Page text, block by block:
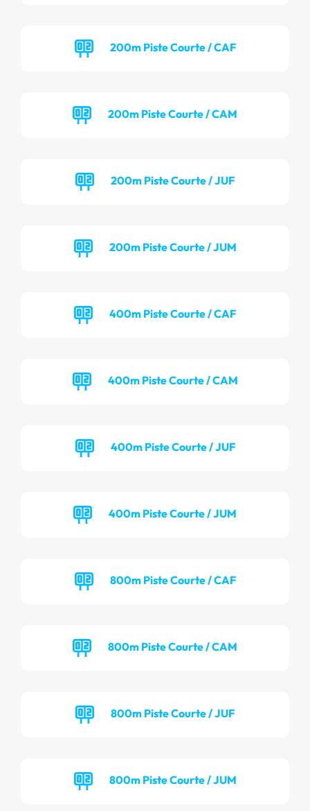
200m Piste Courte / CAF
200m Piste Courte / CAM
200m Piste Courte / JUF
200m Piste Courte / JUM
400m Piste Courte / CAF
400m Piste Courte / CAM
400m Piste Courte / JUF
400m Piste Courte / JUM
800m Piste Courte / CAF
800m Piste Courte / CAM
800m Piste Courte / JUF
800m Piste Courte / JUM